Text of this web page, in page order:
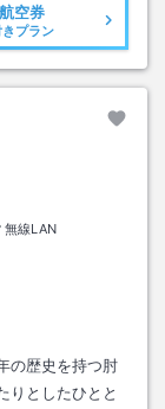
航空券
プラン
無線LAN
の歴史を持つ肘
りとしたひとと